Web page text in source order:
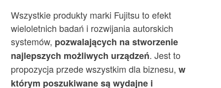
Wszystkie produkty marki Fujitsu to efekt
wieloletnich badań i rozwijania autorskich
systemów, pozwalających na stworzenie
najlepszych możliwych urządzeń. Jest to
propozycja przede wszystkim dla biznesu,w
którym poszukiwane są wydajne i